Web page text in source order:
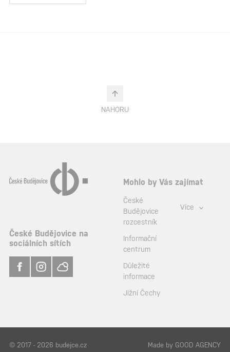
NAHORU
České Budějovice na
sociálních sítích
Mohlo by Vás zajímat
České
Budějovice
rozcestník
Informační
centrum
Důležité
informace
Jižní Čechy
Více
© 2017 - 2026 budejce.cz Made by GOOD AGENCY